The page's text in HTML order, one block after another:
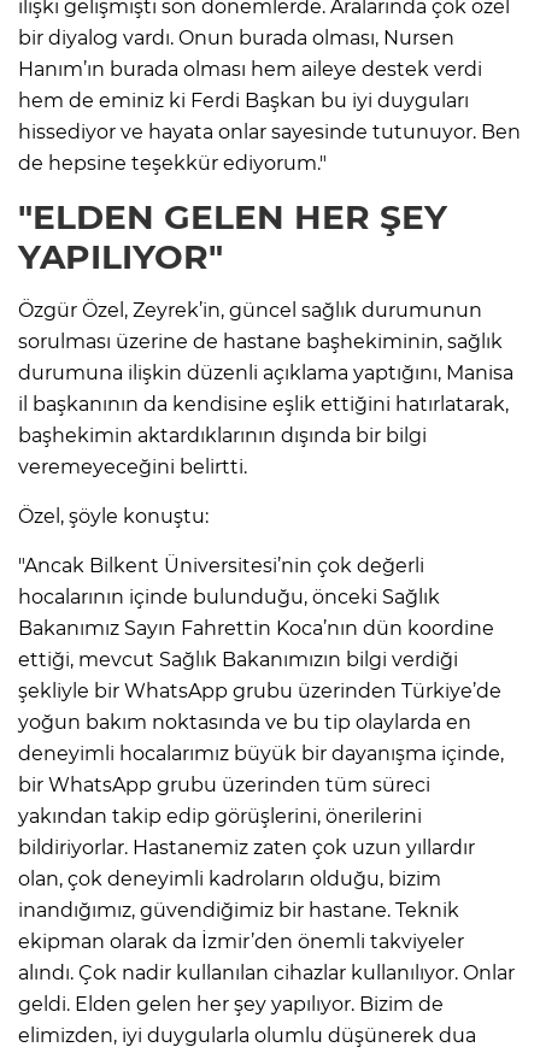
ilişki gelişmişti son dönemlerde. Aralarında çok özel
bir diyalog vardı. Onun burada olması, Nursen
Hanım’ın burada olması hem aileye destek verdi
hem de eminiz ki Ferdi Başkan bu iyi duyguları
hissediyor ve hayata onlar sayesinde tutunuyor. Ben
de hepsine teşekkür ediyorum."
"ELDEN GELEN HER ŞEY
YAPILIYOR"
Özgür Özel, Zeyrek’in, güncel sağlık durumunun
sorulması üzerine de hastane başhekiminin, sağlık
durumuna ilişkin düzenli açıklama yaptığını, Manisa
il başkanının da kendisine eşlik ettiğini hatırlatarak,
başhekimin aktardıklarının dışında bir bilgi
veremeyeceğini belirtti.
Özel, şöyle konuştu:
"Ancak Bilkent Üniversitesi’nin çok değerli
hocalarının içinde bulunduğu, önceki Sağlık
Bakanımız Sayın Fahrettin Koca’nın dün koordine
ettiği, mevcut Sağlık Bakanımızın bilgi verdiği
şekliyle bir WhatsApp grubu üzerinden Türkiye’de
yoğun bakım noktasında ve bu tip olaylarda en
deneyimli hocalarımız büyük bir dayanışma içinde,
bir WhatsApp grubu üzerinden tüm süreci
yakından takip edip görüşlerini, önerilerini
bildiriyorlar. Hastanemiz zaten çok uzun yıllardır
olan, çok deneyimli kadroların olduğu, bizim
inandığımız, güvendiğimiz bir hastane. Teknik
ekipman olarak da İzmir’den önemli takviyeler
alındı. Çok nadir kullanılan cihazlar kullanılıyor. Onlar
geldi. Elden gelen her şey yapılıyor. Bizim de
elimizden, iyi duygularla olumlu düşünerek dua